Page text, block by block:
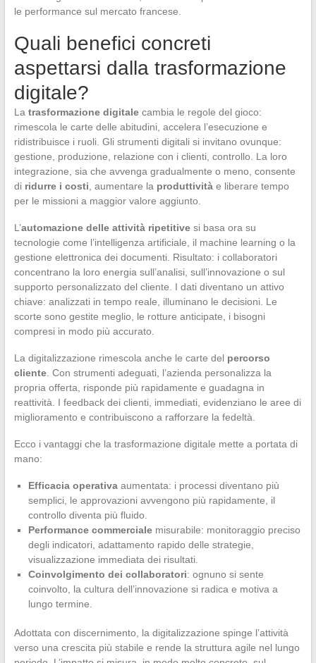
le performance sul mercato francese.
Quali benefici concreti
aspettarsi dalla trasformazione
digitale?
La trasformazione digitalecambia le regole del gioco:
rimescola le carte delle abitudini, accelera l’esecuzione e
ridistribuisce i ruoli. Gli strumenti digitali si invitano ovunque:
gestione, produzione, relazione con i clienti, controllo. La loro
integrazione, sia che avvenga gradualmente o meno, consente
di ridurre i costi , aumentare la produttivitàe liberare tempo
per le missioni a maggior valore aggiunto.
L’automazione delle attività ripetitivesi basa ora su
tecnologie come l’intelligenza artificiale, il machine learning o la
gestione elettronica dei documenti. Risultato: i collaboratori
concentrano la loro energia sull’analisi, sull’innovazione o sul
supporto personalizzato del cliente. I dati diventano un attivo
chiave: analizzati in tempo reale, illuminano le decisioni. Le
scorte sono gestite meglio, le rotture anticipate, i bisogni
compresi in modo più accurato.
La digitalizzazione rimescola anche le carte del percorso
cliente. Con strumenti adeguati, l’azienda personalizza la
propria offerta, risponde più rapidamente e guadagna in
reattività. I feedback dei clienti, immediati, evidenziano le aree di
miglioramento e contribuiscono a rafforzare la fedeltà.
Ecco i vantaggi che la trasformazione digitale mette a portata di
mano:
Efficacia operativaaumentata: i processi diventano più
semplici, le approvazioni avvengono più rapidamente, il
controllo diventa più fluido.
Performance commercialemisurabile: monitoraggio preciso
degli indicatori, adattamento rapido delle strategie,
visualizzazione immediata dei risultati.
Coinvolgimento dei collaboratori: ognuno si sente
coinvolto, la cultura dell’innovazione si radica e motiva a
lungo termine.
Adottata con discernimento, la digitalizzazione spinge l’attività
verso una crescita più stabile e rende la struttura agile nel lungo